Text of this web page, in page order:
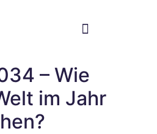
– Wie
im Jahr